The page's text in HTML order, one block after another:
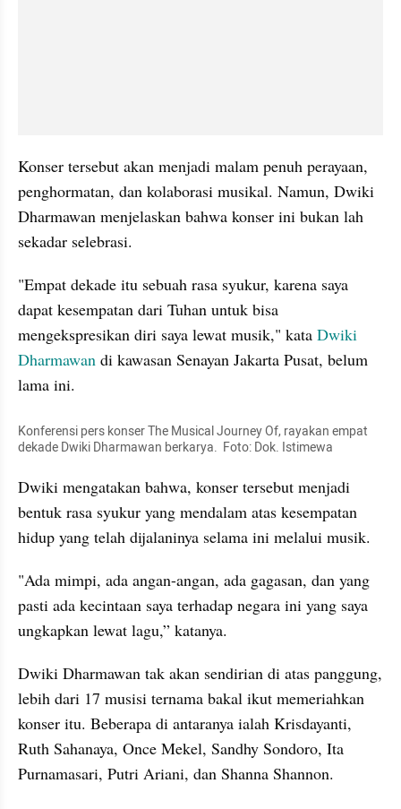
Konser tersebut akan menjadi malam penuh perayaan,
penghormatan, dan kolaborasi musikal. Namun, Dwiki
Dharmawan menjelaskan bahwa konser ini bukan lah
sekadar selebrasi.
"Empat dekade itu sebuah rasa syukur, karena saya
dapat kesempatan dari Tuhan untuk bisa
mengekspresikan diri saya lewat musik," kata Dwiki
Dharmawan di kawasan Senayan Jakarta Pusat, belum
lama ini.
Konferensi pers konser The Musical Journey Of, rayakan empat
dekade Dwiki Dharmawan berkarya.  Foto: Dok. Istimewa
Dwiki mengatakan bahwa, konser tersebut menjadi
bentuk rasa syukur yang mendalam atas kesempatan
hidup yang telah dijalaninya selama ini melalui musik.
"Ada mimpi, ada angan-angan, ada gagasan, dan yang
pasti ada kecintaan saya terhadap negara ini yang saya
ungkapkan lewat lagu,” katanya.
Dwiki Dharmawan tak akan sendirian di atas panggung,
lebih dari 17 musisi ternama bakal ikut memeriahkan
konser itu. Beberapa di antaranya ialah Krisdayanti,
Ruth Sahanaya, Once Mekel, Sandhy Sondoro, Ita
Purnamasari, Putri Ariani, dan Shanna Shannon.